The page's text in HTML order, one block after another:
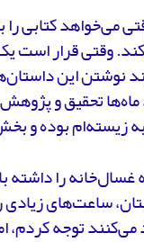
می‌خواهد کتابی را
وقتی قرار است
نوشتن این
تحقیق و
زیسته‌ام بوده و
غسال‌خانه را
ساعت‌های
می‌کنند توجه